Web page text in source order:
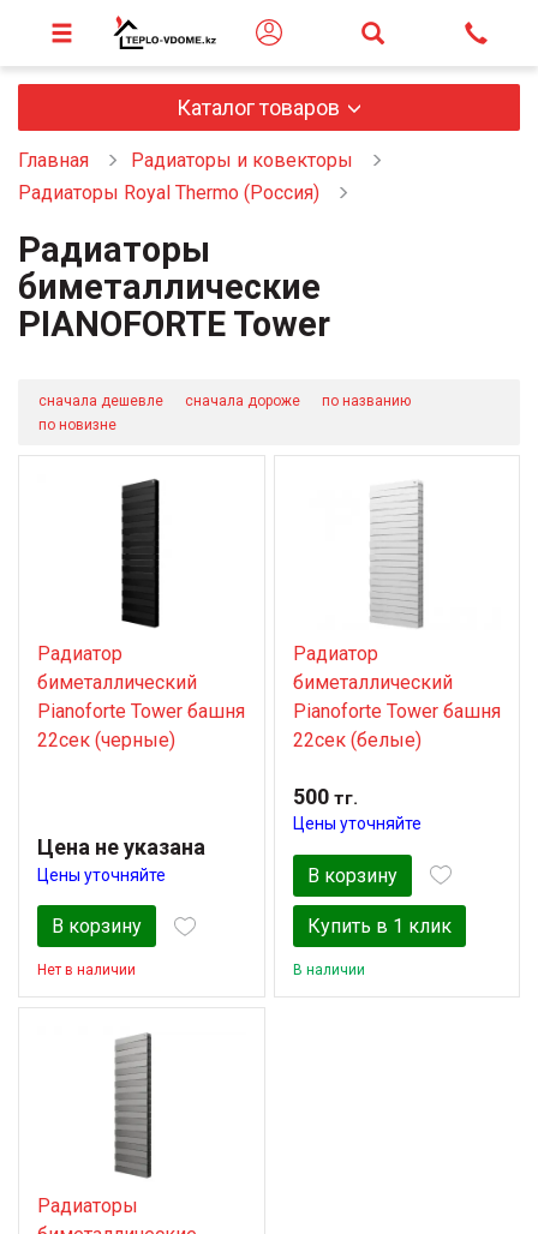
Каталог товаров
Главная
Радиаторы и ковекторы
Радиаторы Royal Thermo (Россия)
Радиаторы
биметаллические
PIANOFORTE Tower
сначала дешевле сначала дороже
по названию
по новизне
Радиатор
биметаллический
Pianoforte Tower башня
22сек (черные)
Цена не указана
Цены уточняйте
В корзину
Нет в наличии
Радиатор
биметаллический
Pianoforte Tower башня
22сек (белые)
500тг.
Цены уточняйте
В корзину
Купить в 1 клик
В наличии
Радиаторы